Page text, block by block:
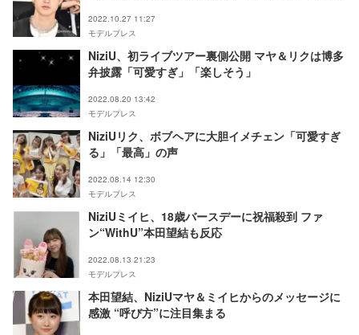
2022.10.27 11:27
モデルプレス
NiziU、初ライブツアー裏側公開 マヤ＆リクは博多
弁披露「可愛すぎ」「楽しそう」
2022.08.20 13:42
モデルプレス
NiziUリク、ボブヘアに大胆イメチェン「可愛すぎ
る」「最高」の声
2022.08.14 12:30
モデルプレス
NiziUミイヒ、18歳バースデーに祝福殺到 ファ
ン“WithU”本田望結も反応
2022.08.13 21:23
モデルプレス
本田望結、NiziUマヤ＆ミイヒからのメッセージに
感激 “呼び方”に注目集まる